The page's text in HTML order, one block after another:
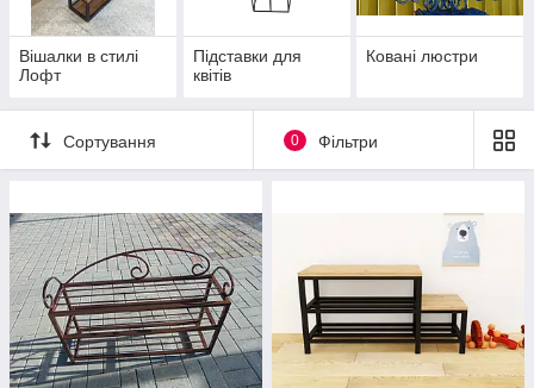
Вішалки в стилі
Лофт
Підставки для
квітів
Ковані люстри
Сортування 0 Фільтри